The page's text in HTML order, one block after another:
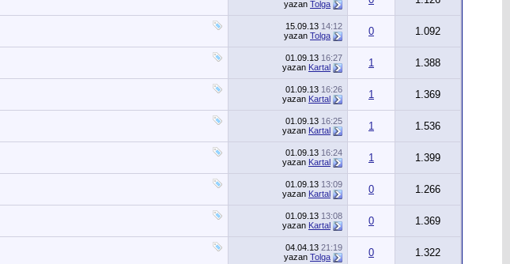
yazan Tolga
15.09.13 14:12
yazan Tolga 0 1.092
01.09.13 16:27
yazan Kartal 1 1.388
01.09.13 16:26
yazan Kartal 1 1.369
01.09.13 16:25
yazan Kartal 1 1.536
01.09.13 16:24
yazan Kartal 1 1.399
01.09.13 13:09
yazan Kartal 0 1.266
01.09.13 13:08
yazan Kartal 0 1.369
04.04.13 21:19
yazan Tolga 0 1.322